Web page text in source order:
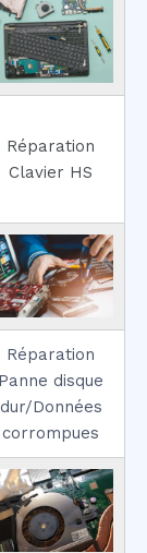
Réparation
Clavier HS
Réparation
Panne disque
dur/Données
corrompues